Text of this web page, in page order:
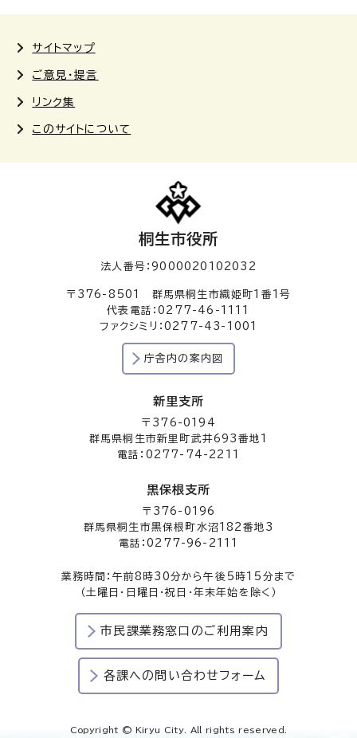
サイトマップ
ご意見・提言
リンク集
このサイトについて
桐生市役所
法人番号：9000020102032
〒376-8501 群馬県桐生市織姫町1番1号
代表電話：0277-46-1111
ファクシミリ：0277-43-1001
庁舎内の案内図
新里支所
〒376-0194
群馬県桐生市新里町武井693番地1
電話：0277-74-2211
黒保根支所
〒376-0196
群馬県桐生市黒保根町水沼182番地3
電話：0277-96-2111
業務時間：午前8時30分から午後5時15分まで
（土曜日・日曜日・祝日・年末年始を除く）
市民課業務窓口のご利用案内
各課への問い合わせフォーム
Copyright © Kiryu City. All rights reserved.